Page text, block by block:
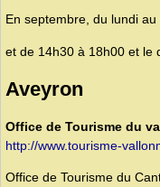
En septembre, du lundi
et de 14h30 à 18h00 et le
Aveyron
Office de Tourisme du
http://www.tourisme-
Office de Tourisme du